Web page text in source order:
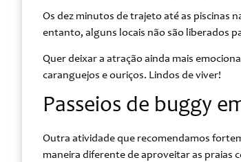
Os dez minutos de trajeto até as piscinas
entanto, alguns locais não são liberados
Quer deixar a atração ainda mais
caranguejos e ouriços. Lindos de viver!
Passeios de buggy
Outra atividade que recomendamos
maneira diferente de aproveitar as praias